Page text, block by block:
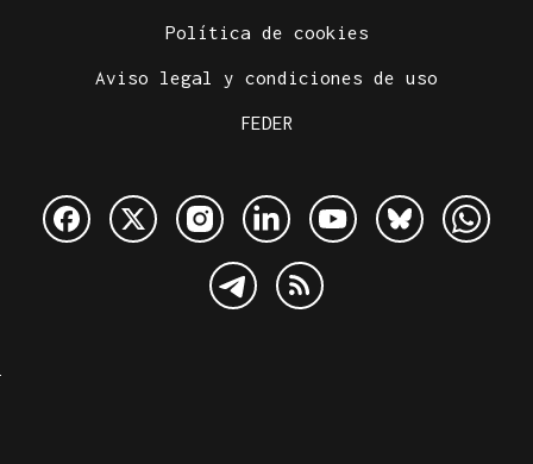
Política de cookies
Aviso legal y condiciones de uso
FEDER